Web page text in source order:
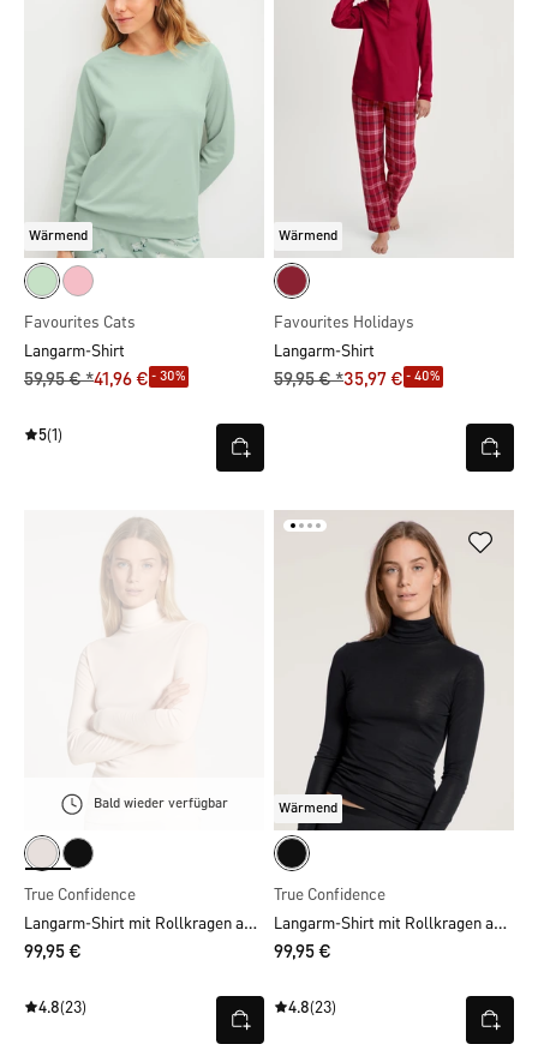
Wärmend
Favourites Cats
Langarm-Shirt
59,95 € *41,96 € - 30%
5(1)
Wärmend
Favourites Holidays
Langarm-Shirt
59,95 € *35,97 € - 40%
Bald wieder verfügbar
True Confidence
Langarm-Shirt mit Rollkragen aus Wolle-Seide
99,95 €
4.8(23)
Wärmend
True Confidence
Langarm-Shirt mit Rollkragen aus Wolle-Seide
99,95 €
4.8(23)